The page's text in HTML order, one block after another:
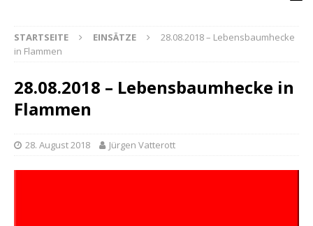
STARTSEITE EINSÄTZE
28.08.2018 – Lebensbaumhecke
in Flammen
28.08.2018 – Lebensbaumhecke in
Flammen
28. August 2018 Jürgen Vatterott